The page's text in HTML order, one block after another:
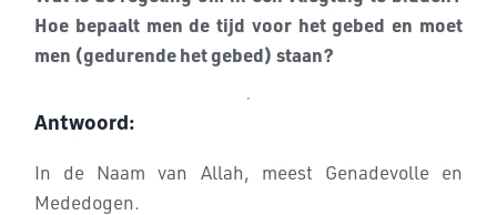
Hoe bepaalt men de tijd voor het gebed en moet
men (gedurende het gebed) staan?
Antwoord:
In de Naam van Allah, meest Genadevolle en
Mededogen.